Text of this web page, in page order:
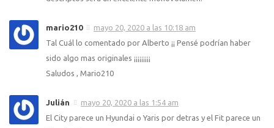
mario210
mayo 20, 2020 a las 10:18 am
Tal Cuál lo comentado por Alberto ¡¡ Pensé podrían haber
sido algo mas originales ¡¡¡¡¡¡¡¡¡
Saludos , Mario210
Julián
mayo 20, 2020 a las 1:54 am
El City parece un Hyundai o Yaris por detras y el Fit parece un